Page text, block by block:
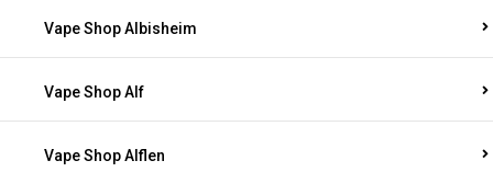
Vape Shop Albisheim
Vape Shop Alf
Vape Shop Alflen